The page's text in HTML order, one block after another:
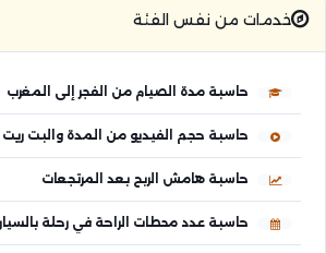
خدمات من نفس الفئة
حاسبة مدة الصيام من الفجر إلى المغرب
حاسبة حجم الفيديو من المدة والبت ريت
حاسبة هامش الربح بعد المرتجعات
حاسبة عدد محطات الراحة في رحلة